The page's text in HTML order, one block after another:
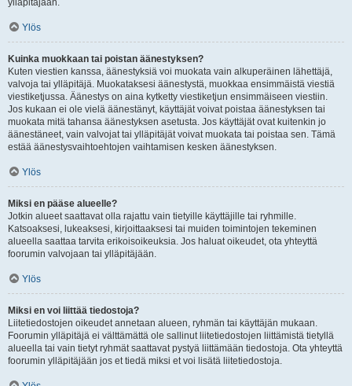
ylläpitäjään.
Ylös
Kuinka muokkaan tai poistan äänestyksen?
Kuten viestien kanssa, äänestyksiä voi muokata vain alkuperäinen lähettäjä,
valvoja tai ylläpitäjä. Muokataksesi äänestystä, muokkaa ensimmäistä viestiä
viestiketjussa. Äänestys on aina kytketty viestiketjun ensimmäiseen viestiin.
Jos kukaan ei ole vielä äänestänyt, käyttäjät voivat poistaa äänestyksen tai
muokata mitä tahansa äänestyksen asetusta. Jos käyttäjät ovat kuitenkin jo
äänestäneet, vain valvojat tai ylläpitäjät voivat muokata tai poistaa sen. Tämä
estää äänestysvaihtoehtojen vaihtamisen kesken äänestyksen.
Ylös
Miksi en pääse alueelle?
Jotkin alueet saattavat olla rajattu vain tietyille käyttäjille tai ryhmille.
Katsoaksesi, lukeaksesi, kirjoittaaksesi tai muiden toimintojen tekeminen
alueella saattaa tarvita erikoisoikeuksia. Jos haluat oikeudet, ota yhteyttä
foorumin valvojaan tai ylläpitäjään.
Ylös
Miksi en voi liittää tiedostoja?
Liitetiedostojen oikeudet annetaan alueen, ryhmän tai käyttäjän mukaan.
Foorumin ylläpitäjä ei välttämättä ole sallinut liitetiedostojen liittämistä tietyllä
alueella tai vain tietyt ryhmät saattavat pystyä liittämään tiedostoja. Ota yhteyttä
foorumin ylläpitäjään jos et tiedä miksi et voi lisätä liitetiedostoja.